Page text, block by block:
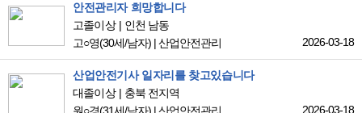
안전관리자 희망합니다
고졸이상
인천 남동
고○영(30세/남자) |산업안전관리 2026-03-18
산업안전기사 일자리를 찾고있습니다
대졸이상
충북 전지역
2026-03-18